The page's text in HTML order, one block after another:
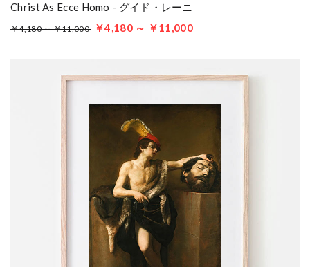
Christ As Ecce Homo - グイド・レーニ
￥4,180 ～ ￥11,000 ￥4,180 ～ ￥11,000